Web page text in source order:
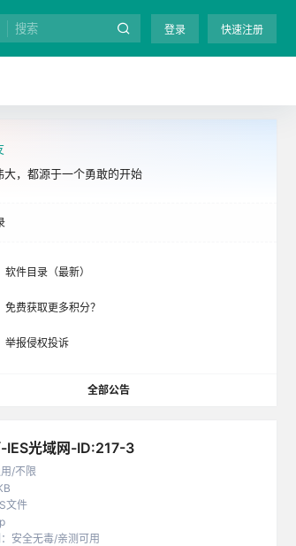
登录 快速注册
大，都源于一个勇敢的开始
软件目录（最新）
免费获取更多积分？
举报侵权投诉
全部公告
IES光域网-ID:217-3
/不限
文件
： 安全无毒/亲测可用